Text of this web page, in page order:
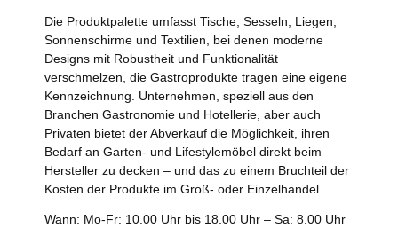
Die Produktpalette umfasst Tische, Sesseln, Liegen,
Sonnenschirme und Textilien, bei denen moderne
Designs mit Robustheit und Funktionalität
verschmelzen, die Gastroprodukte tragen eine eigene
Kennzeichnung. Unternehmen, speziell aus den
Branchen Gastronomie und Hotellerie, aber auch
Privaten bietet der Abverkauf die Möglichkeit, ihren
Bedarf an Garten- und Lifestylemöbel direkt beim
Hersteller zu decken – und das zu einem Bruchteil der
Kosten der Produkte im Groß- oder Einzelhandel.
Wann: Mo-Fr: 10.00 Uhr bis 18.00 Uhr – Sa: 8.00 Uhr